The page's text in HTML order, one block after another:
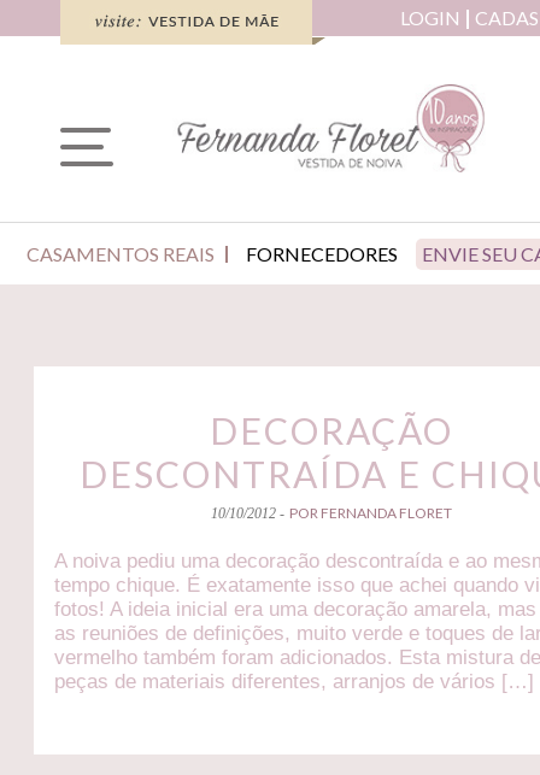
LOGIN
CASAMENTOS REAIS FORNECEDORES ENVIE SEU
DECORAÇÃO
DESCONTRAÍDA E
10/10/2012 - POR FERNANDA FLORET
A noiva pediu uma decoração descontraída e ao
tempo chique. É exatamente isso que achei quando
fotos! A ideia inicial era uma decoração amarela,
as reuniões de definições, muito verde e toques de
vermelho também foram adicionados. Esta mistura
peças de materiais diferentes, arranjos de vários […]